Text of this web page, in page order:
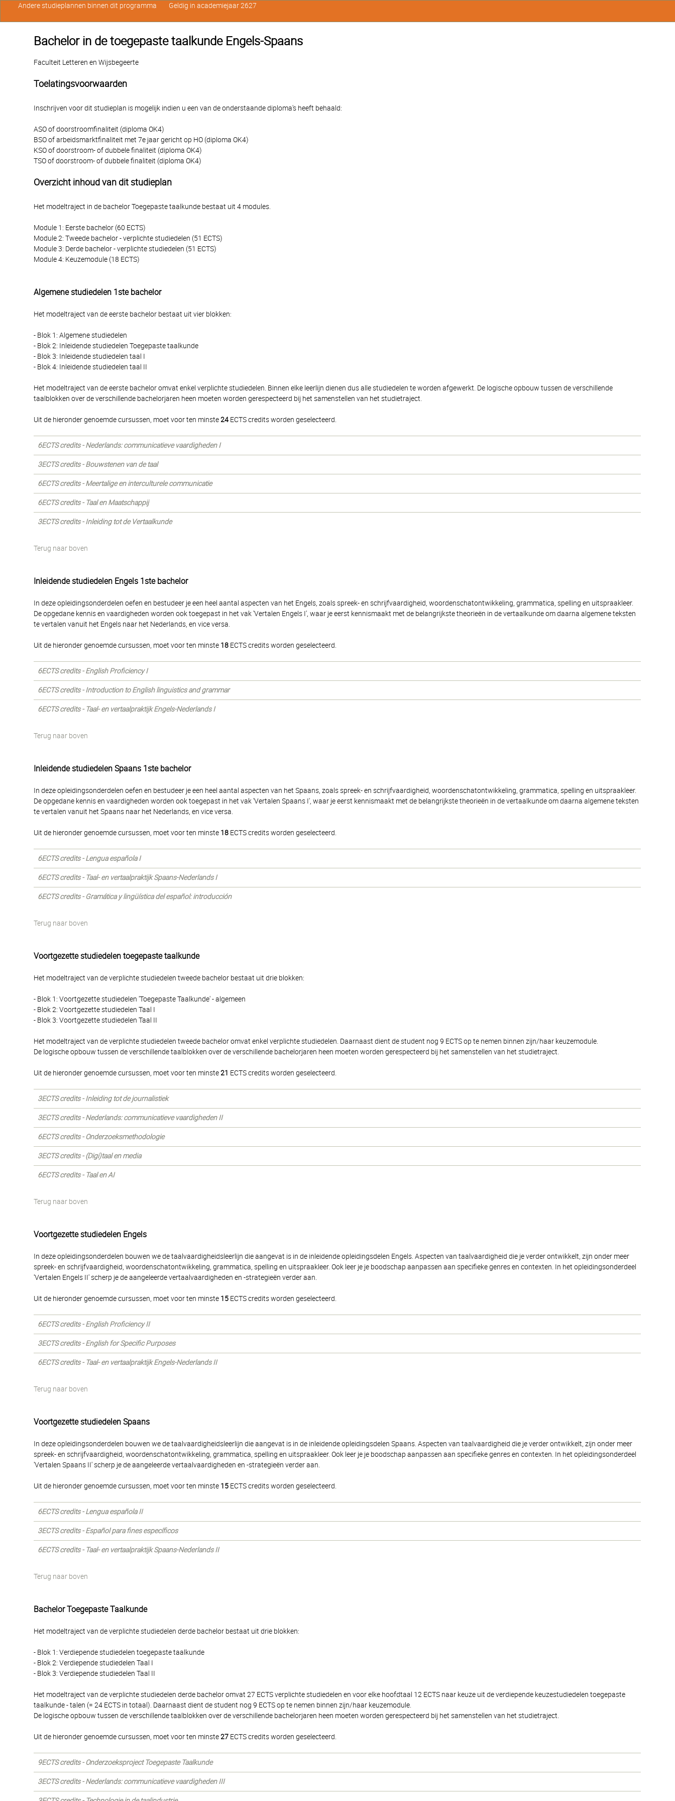
Bachelor in de toegepaste taalkunde Engels-Spaans
Faculteit Letteren en Wijsbegeerte
Toelatingsvoorwaarden
Inschrijven voor dit studieplan is mogelijk indien u een van de onderstaande diploma's heeft behaald:
ASO of doorstroomfinaliteit (diploma OK4)
BSO of arbeidsmarktfinaliteit met 7e jaar gericht op HO (diploma OK4)
KSO of doorstroom- of dubbele finaliteit (diploma OK4)
TSO of doorstroom- of dubbele finaliteit (diploma OK4)
Overzicht inhoud van dit studieplan
Het modeltraject in de bachelor Toegepaste taalkunde bestaat uit 4 modules.
Module 1: Eerste bachelor (60 ECTS)
Module 2: Tweede bachelor - verplichte studiedelen (51 ECTS)
Module 3: Derde bachelor - verplichte studiedelen (51 ECTS)
Module 4: Keuzemodule (18 ECTS)
Algemene studiedelen 1ste bachelor
Het modeltraject van de eerste bachelor bestaat uit vier blokken:
- Blok 1: Algemene studiedelen
- Blok 2: Inleidende studiedelen Toegepaste taalkunde
- Blok 3: Inleidende studiedelen taal I
- Blok 4: Inleidende studiedelen taal II
Het modeltraject van de eerste bachelor omvat enkel verplichte studiedelen. Binnen elke leerlijn dienen dus alle studiedelen te worden afgewerkt. De logische opbouw tussen de verschillende
taalblokken over de verschillende bachelorjaren heen moeten worden gerespecteerd bij het samenstellen van het studietraject.
Uit de hieronder genoemde cursussen, moet voor ten minste24 ECTS credits worden geselecteerd.
6ECTS credits - Nederlands: communicatieve vaardigheden I
3ECTS credits - Bouwstenen van de taal
6ECTS credits - Meertalige en interculturele communicatie
6ECTS credits - Taal en Maatschappij
3ECTS credits - Inleiding tot de Vertaalkunde
Terug naar boven
Inleidende studiedelen Engels 1ste bachelor
In deze opleidingsonderdelen oefen en bestudeer je een heel aantal aspecten van het Engels, zoals spreek- en schrijfvaardigheid, woordenschatontwikkeling, grammatica, spelling en uitspraakleer.
De opgedane kennis en vaardigheden worden ook toegepast in het vak 'Vertalen Engels I', waar je eerst kennismaakt met de belangrijkste theorieën in de vertaalkunde om daarna algemene teksten
te vertalen vanuit het Engels naar het Nederlands, en vice versa.
Uit de hieronder genoemde cursussen, moet voor ten minste 18 ECTS credits worden geselecteerd.
6ECTS credits - English Proficiency I
6ECTS credits - Introduction to English linguistics and grammar
6ECTS credits - Taal- en vertaalpraktijk Engels-Nederlands I
Terug naar boven
Inleidende studiedelen Spaans 1ste bachelor
In deze opleidingsonderdelen oefen en bestudeer je een heel aantal aspecten van het Spaans, zoals spreek- en schrijfvaardigheid, woordenschatontwikkeling, grammatica, spelling en uitspraakleer.
De opgedane kennis en vaardigheden worden ook toegepast in het vak 'Vertalen Spaans I', waar je eerst kennismaakt met de belangrijkste theorieën in de vertaalkunde om daarna algemene teksten
te vertalen vanuit het Spaans naar het Nederlands, en vice versa.
Uit de hieronder genoemde cursussen, moet voor ten minste 18 ECTS credits worden geselecteerd.
6ECTS credits - Lengua española I
6ECTS credits - Taal- en vertaalpraktijk Spaans-Nederlands I
6ECTS credits - Gramática y lingüística del español: introducción
Terug naar boven
Voortgezette studiedelen toegepaste taalkunde
Het modeltraject van de verplichte studiedelen tweede bachelor bestaat uit drie blokken:
- Blok 1: Voortgezette studiedelen 'Toegepaste Taalkunde' - algemeen
- Blok 2: Voortgezette studiedelen Taal I
- Blok 3: Voortgezette studiedelen Taal II
Het modeltraject van de verplichte studiedelen tweede bachelor omvat enkel verplichte studiedelen. Daarnaast dient de student nog 9 ECTS op te nemen binnen zijn/haar keuzemodule.
De logische opbouw tussen de verschillende taalblokken over de verschillende bachelorjaren heen moeten worden gerespecteerd bij het samenstellen van het studietraject.
Uit de hieronder genoemde cursussen, moet voor ten minste21 ECTS credits worden geselecteerd.
3ECTS credits - Inleiding tot de journalistiek
3ECTS credits - Nederlands: communicatieve vaardigheden II
6ECTS credits - Onderzoeksmethodologie
3ECTS credits - (Digi)taal en media
6ECTS credits - Taal en AI
Terug naar boven
Voortgezette studiedelen Engels
In deze opleidingsonderdelen bouwen we de taalvaardigheidsleerlijn die aangevat is in de inleidende opleidingsdelen Engels. Aspecten van taalvaardigheid die je verder ontwikkelt, zijn onder meer
spreek- en schrijfvaardigheid, woordenschatontwikkeling, grammatica, spelling en uitspraakleer. Ook leer je je boodschap aanpassen aan specifieke genres en contexten. In het opleidingsonderdeel
'Vertalen Engels II' scherp je de aangeleerde vertaalvaardigheden en -strategieën verder aan.
Uit de hieronder genoemde cursussen, moet voor ten minste 15 ECTS credits worden geselecteerd.
6ECTS credits - English Proficiency II
3ECTS credits - English for Specific Purposes
6ECTS credits - Taal- en vertaalpraktijk Engels-Nederlands II
Terug naar boven
Voortgezette studiedelen Spaans
In deze opleidingsonderdelen bouwen we de taalvaardigheidsleerlijn die aangevat is in de inleidende opleidingsdelen Spaans. Aspecten van taalvaardigheid die je verder ontwikkelt, zijn onder meer
spreek- en schrijfvaardigheid, woordenschatontwikkeling, grammatica, spelling en uitspraakleer. Ook leer je je boodschap aanpassen aan specifieke genres en contexten. In het opleidingsonderdeel
'Vertalen Spaans II' scherp je de aangeleerde vertaalvaardigheden en -strategieën verder aan.
Uit de hieronder genoemde cursussen, moet voor ten minste 15 ECTS credits worden geselecteerd.
6ECTS credits - Lengua española II
3ECTS credits - Español para fines específicos
6ECTS credits - Taal- en vertaalpraktijk Spaans-Nederlands II
Terug naar boven
Bachelor Toegepaste Taalkunde
Het modeltraject van de verplichte studiedelen derde bachelor bestaat uit drie blokken:
- Blok 1: Verdiepende studiedelen toegepaste taalkunde
- Blok 2: Verdiepende studiedelen Taal I
- Blok 3: Verdiepende studiedelen Taal II
Het modeltraject van de verplichte studiedelen derde bachelor omvat 27 ECTS verplichte studiedelen en voor elke hoofdtaal 12 ECTS naar keuze uit de verdiepende keuzestudiedelen toegepaste
taalkunde - talen (= 24 ECTS in totaal). Daarnaast dient de student nog 9 ECTS op te nemen binnen zijn/haar keuzemodule.
De logische opbouw tussen de verschillende taalblokken over de verschillende bachelorjaren heen moeten worden gerespecteerd bij het samenstellen van het studietraject.
Uit de hieronder genoemde cursussen, moet voor ten minste27 ECTS credits worden geselecteerd.
9ECTS credits - Onderzoeksproject Toegepaste Taalkunde
3ECTS credits - Nederlands: communicatieve vaardigheden III
Andere studieplannen binnen dit programma Geldig in academiejaar 2627